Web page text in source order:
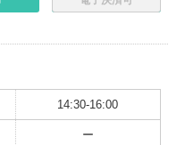
14:30-16:00
ー